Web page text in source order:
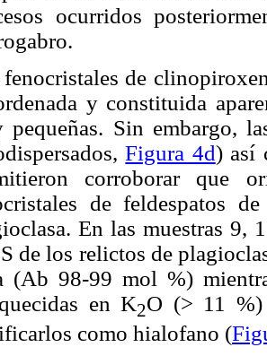
ocurridos
de
y constituida
pequeñas. Sin embargo,
Figura 4d) así
corroborar que
de feldespatos
En las muestras 9,
de los relictos de
(Ab 98-99 mol %)
en K2O (> 11
como hialofano (